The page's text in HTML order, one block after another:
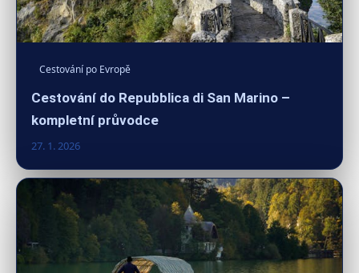
Cestování po Evropě
Cestování do Repubblica di San Marino –
kompletní průvodce
27. 1. 2026